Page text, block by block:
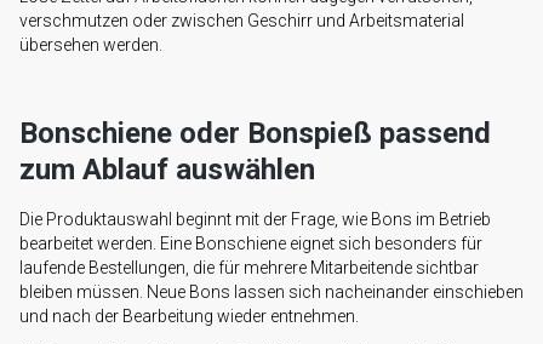
verschmutzen oder zwischen Geschirr und Arbeitsmaterial
übersehen werden.
Bonschiene oder Bonspieß passend
zum Ablauf auswählen
Die Produktauswahl beginnt mit der Frage, wie Bons im Betrieb
bearbeitet werden. Eine Bonschiene eignet sich besonders für
laufende Bestellungen, die für mehrere Mitarbeitende sichtbar
bleiben müssen. Neue Bons lassen sich nacheinander einschieben
und nach der Bearbeitung wieder entnehmen.